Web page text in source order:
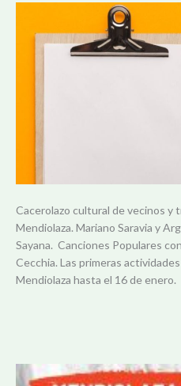
Cacerolazo cultural de vecinos y
Mendiolaza. Mariano Saravia y
Sayana. Canciones Populares
Cecchia. Las primeras
Mendiolaza hasta el 16 de enero.